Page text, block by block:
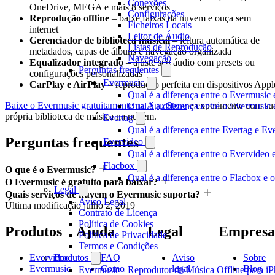
Conexões
Configurações
Ficheiros Locais
Leitor de Áudio
Listas de Reprodução
Navegação
Perguntas frequentes
Evermusic
Qual é a diferença entre o Evermusic
Qual é a diferença entre o
Evertag
Qual é a diferença entre Evertag e
Evervideo
Qual é a diferença entre o Evervideo
Flacbox
Qual é a diferença entre o Flacbox e
Legal
Aviso Legal
Contrato de Licença
Política de Cookies
Política de Privacidade
Termos e Condições
Produtos
Evermusic - Reprodutor de Música Offline para
OneDrive, MEGA e mais 8 serviços
Reprodução offline – baixe faixas da nuvem e ouça sem
internet
Gerenciador de biblioteca musical– leitura automática de
metadados, capas de álbuns e navegação organizada
Equalizador integrado – ajuste seu áudio com presets ou
configurações personalizadas
CarPlay e AirPlay– reprodução perfeita em dispositivos
Baixe o Evermusic gratuitamente na App Storee experimente com
própria biblioteca de música na nuvem.
Perguntas frequentes
O que é o Evermusic?
O Evermusic é gratuito para baixar?
Quais serviços de nuvem o Evermusic suporta?
Última modificaçãojulho 2, 2019
Produtos
Evervideo
Evermusic
Ajuda
FAQ
Como
Legal
Aviso
legal
Empresa
Sobre
Blog